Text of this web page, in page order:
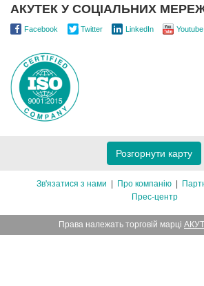
АКУТЕК У СОЦІАЛЬНИХ
Facebook Twitter LinkedIn Youtube
Розгорнути карту
Зв'язатися з нами Про компанію
Прес-центр
Права належать торговій марці